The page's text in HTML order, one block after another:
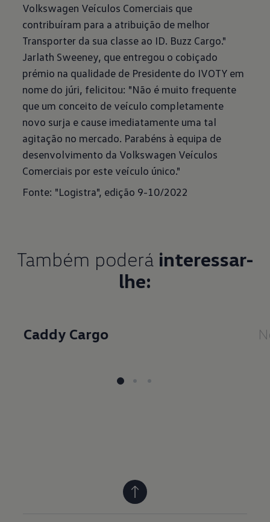
Volkswagen Veículos Comerciais que
contribuíram para a atribuição de melhor
Transporter da sua classe ao ID. Buzz Cargo."
Jarlath Sweeney, que entregou o cobiçado
prémio na qualidade de Presidente do IVOTY em
nome do júri, felicitou: "Não é muito frequente
que um conceito de veículo completamente
novo surja e cause imediatamente uma tal
agitação no mercado. Parabéns à equipa de
desenvolvimento da Volkswagen Veículos
Comerciais por este veículo único."
Fonte: "Logistra", edição 9-10/2022
Também poderá interessar-
lhe:
Caddy Cargo